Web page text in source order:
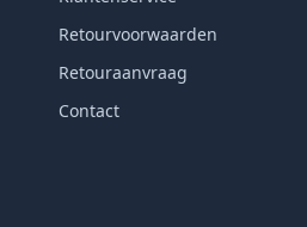
Retourvoorwaarden
Retouraanvraag
Contact